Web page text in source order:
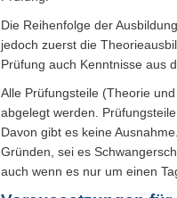
Die Reihenfolge der
jedoch zuerst die
Prüfung auch Kenntnisse aus
Alle Prüfungsteile (Theorie
abgelegt werden.
Davon gibt es keine
Gründen, sei es
auch wenn es nur um einen